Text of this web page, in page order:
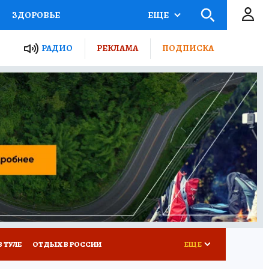
ЗДОРОВЬЕ
РОССИИ
ПУТЕВОДИТЕЛЬ
ТУРИЗМ
ПОТРЕБИТЕЛЯ ВСЕ О КП
ЕЩЕ
РАДИО РЕКЛАМА ПОДПИСКА
ТУЛЕ ОТДЫХ В РОССИИ ЕЩЕ